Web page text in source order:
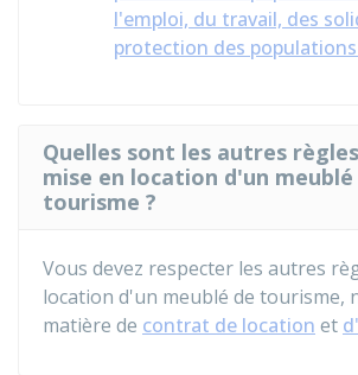
l'emploi, du travail, des
protection des populations
Quelles sont les autres
mise en location d'un meublé
tourisme ?
Vous devez respecter les autres
location d'un meublé de tourisme,
matière de contrat de location et